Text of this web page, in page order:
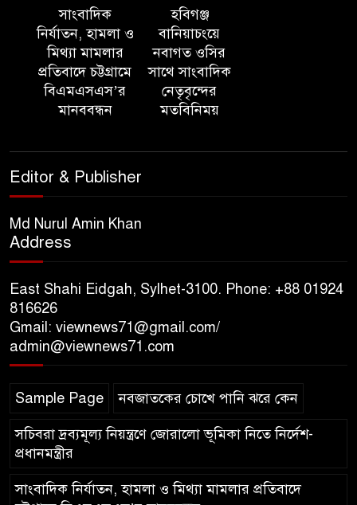
মামলায় এক বছরের সাজা
‘সমন্বিত উদ্যোগেই গড়ে উঠবে
আধুনিক সিলেট’ – বাণিজ্যমন্ত্রী
আয়োজন ‘শ্রাবনের মেঘগুলো’
গভীর শ্রদ্ধা নিবেদন
শতাংশই সিলেটি
হাসপাতালে ৩৫১ জন
সাংবাদিক
নির্যাতন, হামলা ও
মিথ্যা মামলার
প্রতিবাদে চট্টগ্রামে
বিএমএসএস’র
মানববন্ধন
হবিগঞ্জ
বানিয়াচংয়ে
নবাগত ওসির
সাথে সাংবাদিক
নেতৃবৃন্দের
মতবিনিময়
Editor & Publisher
Md Nurul Amin Khan
Address
East Shahi Eidgah, Sylhet-3100. Phone: +88 01924
816626
Gmail: viewnews71@gmail.com/
admin@viewnews71.com
Sample Page নবজাতকের চোখে পানি ঝরে কেন
সচিবরা দ্রব্যমূল্য নিয়ন্ত্রণে জোরালো ভূমিকা নিতে নির্দেশ-
প্রধানমন্ত্রীর
সাংবাদিক নির্যাতন, হামলা ও মিথ্যা মামলার প্রতিবাদে